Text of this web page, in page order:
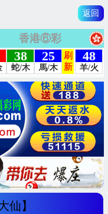
返回
香港⑥彩